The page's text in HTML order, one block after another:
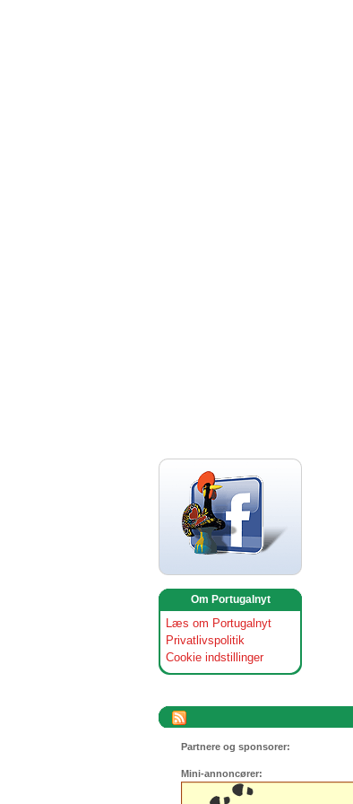
Om Portugalnyt
Læs om Portugalnyt
Privatlivspolitik
Cookie indstillinger
Partnere og sponsorer:
Mini-annoncører: